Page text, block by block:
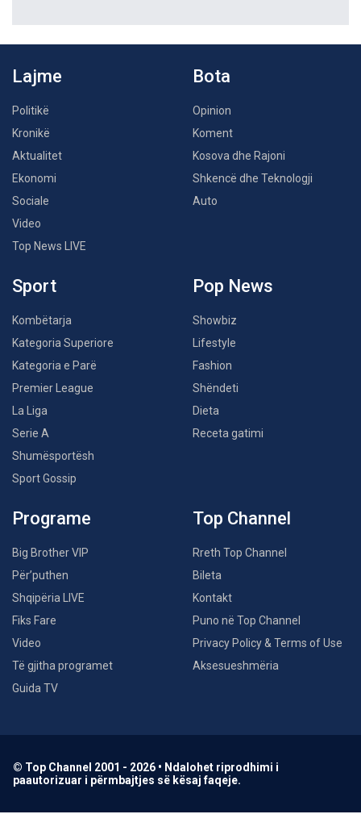
Lajme
Politikë
Kronikë
Aktualitet
Ekonomi
Sociale
Video
Top News LIVE
Bota
Opinion
Koment
Kosova dhe Rajoni
Shkencë dhe Teknologji
Auto
Sport
Kombëtarja
Kategoria Superiore
Kategoria e Parë
Premier League
La Liga
Serie A
Shumësportësh
Sport Gossip
Pop News
Showbiz
Lifestyle
Fashion
Shëndeti
Dieta
Receta gatimi
Programe
Big Brother VIP
Për’puthen
Shqipëria LIVE
Fiks Fare
Video
Të gjitha programet
Guida TV
Top Channel
Rreth Top Channel
Bileta
Kontakt
Puno në Top Channel
Privacy Policy & Terms of Use
Aksesueshmëria
© Top Channel 2001 - 2026 • Ndalohet riprodhimi i
paautorizuar i përmbajtjes së kësaj faqeje.